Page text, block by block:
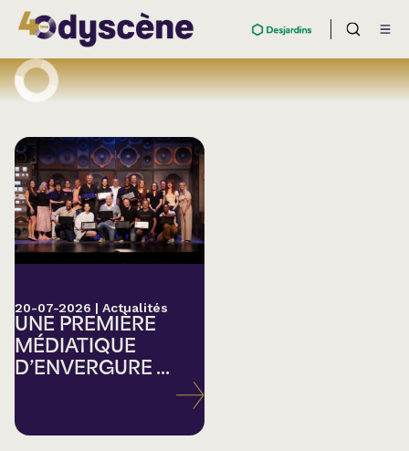
20-07-2026 | Actualités
UNE PREMIÈRE
MÉDIATIQUE
D’ENVERGURE ...